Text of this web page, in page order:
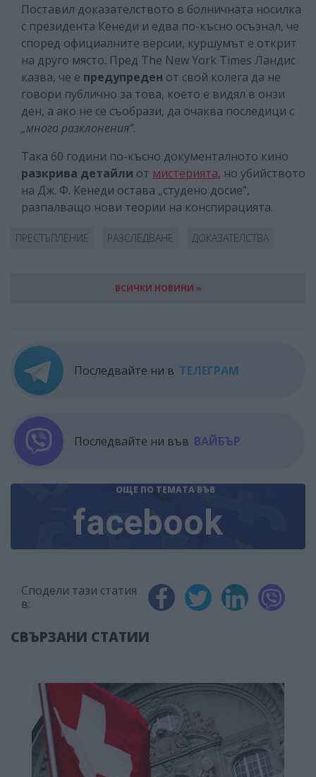
Поставил доказателството в болничната носилка
с президента Кенеди и едва по-късно осъзнал, че
според официалните версии, куршумът е открит
на друго място. Пред The New York Times Ландис
казва, че е предупреден от свой колега да не
говори публично за това, което е видял в онзи
ден, а ако не се съобрази, да очаква последици с
„много разклонения”.
Така 60 години по-късно документалното кино
разкрива детайли от мистерията, но убийството
на Дж. Ф. Кенеди остава „студено досие”,
разпалващо нови теории на конспирацията.
ПРЕСТЪПЛЕНИЕ РАЗСЛЕДВАНЕ ДОКАЗАТЕЛСТВА
ВСИЧКИ НОВИНИ »
Последвайте ни в ТЕЛЕГРАМ
Последвайте ни във ВАЙБЪР
ОЩЕ ПО ТЕМАТА ВЪВ
facebook
Сподели тази статия
в:
СВЪРЗАНИ СТАТИИ